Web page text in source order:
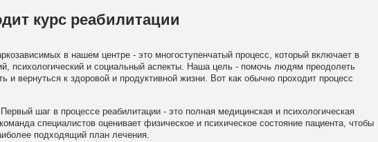
курс реабилитации
в нашем центре - это многоступенчатый процесс, который включает в
психологический и социальный аспекты. Наша цель - помочь людям преодолеть
и вернуться к здоровой и продуктивной жизни. Вот как обычно проходит процесс
Первый шаг в процессе реабилитации - это полная медицинская и психологическая
специалистов оценивает физическое и психическое состояние пациента, чтобы
подходящий план лечения.